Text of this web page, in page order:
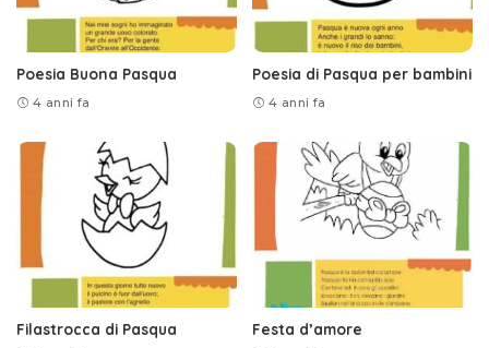
Poesia Buona Pasqua
4 anni fa
Poesia di Pasqua per bambini
4 anni fa
Filastrocca di Pasqua Festa d’amore